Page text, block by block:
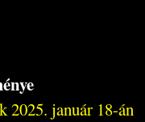
2025. január 18-án